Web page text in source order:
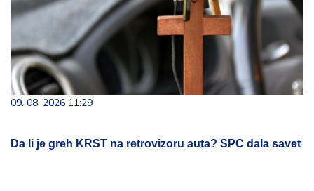
09. 08. 2026 11:29
Da li je greh KRST na retrovizoru auta? SPC dala savet